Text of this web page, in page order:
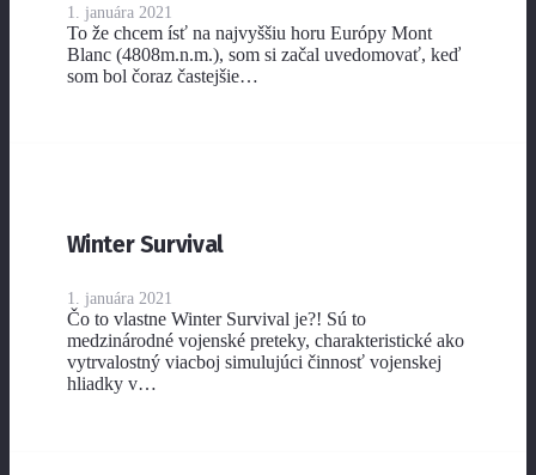
1. januára 2021
To že chcem ísť na najvyššiu horu Európy Mont
Blanc (4808m.n.m.), som si začal uvedomovať, keď
som bol čoraz častejšie…
Winter Survival
1. januára 2021
Čo to vlastne Winter Survival je?! Sú to
medzinárodné vojenské preteky, charakteristické ako
vytrvalostný viacboj simulujúci činnosť vojenskej
hliadky v…